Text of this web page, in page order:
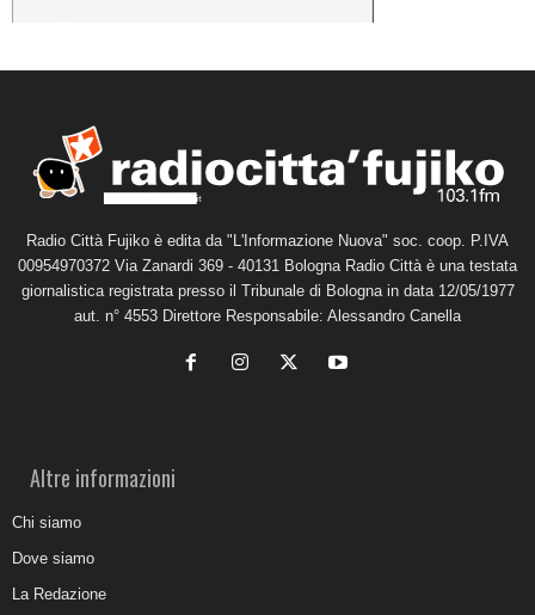
Radio Città Fujiko è edita da "L'Informazione Nuova" soc. coop. P.IVA
00954970372 Via Zanardi 369 - 40131 Bologna Radio Città è una testata
giornalistica registrata presso il Tribunale di Bologna in data 12/05/1977
aut. n° 4553 Direttore Responsabile: Alessandro Canella
Altre informazioni
Chi siamo
Dove siamo
La Redazione